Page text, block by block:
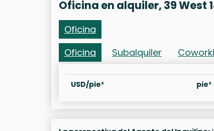
Oficina en alquiler, 39 West
Oficina
Oficina
Subalquiler
USD/pie² pie²